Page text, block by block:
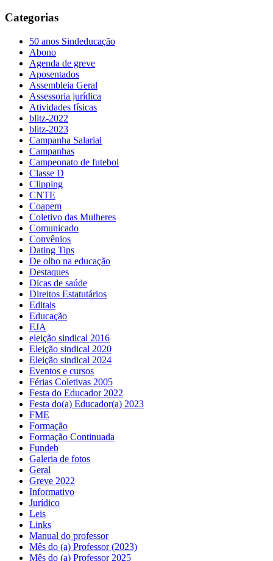
Categorias
50 anos Sindeducação
Abono
Agenda de greve
Aposentados
Assembleia Geral
Assessoria jurídica
Atividades físicas
blitz-2022
blitz-2023
Campanha Salarial
Campanhas
Campeonato de futebol
Classe D
Clipping
CNTE
Coapem
Coletivo das Mulheres
Comunicado
Convênios
Dating Tips
De olho na educação
Destaques
Dicas de saúde
Direitos Estatutários
Editais
Educação
EJA
eleição sindical 2016
Eleição sindical 2020
Eleição sindical 2024
Eventos e cursos
Férias Coletivas 2005
Festa do Educador 2022
Festa do(a) Educador(a) 2023
FME
Formação
Formação Continuada
Fundeb
Galeria de fotos
Geral
Greve 2022
Informativo
Jurídico
Leis
Links
Manual do professor
Mês do (a) Professor (2023)
Mês do (a) Professor 2025